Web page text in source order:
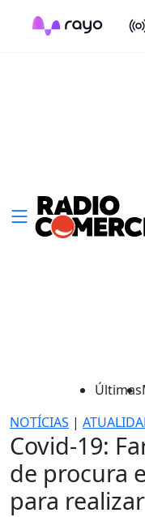
On
Últimas
NOTÍCIAS |
Covid-19:
de procura
para